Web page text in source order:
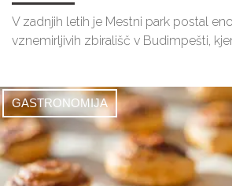
V zadnjih letih je Mestni park postal
vznemirljivih zbirališč v Budimpešti,
GASTRONOMIJA